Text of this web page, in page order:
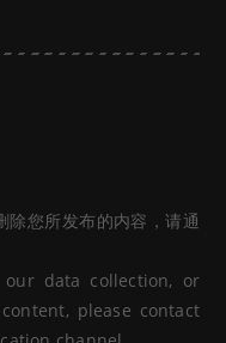
除您所发布的内容，请通
data collection, or
please contact